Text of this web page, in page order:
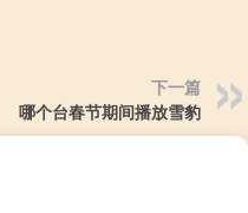
下一篇
哪个台春节期间播放雪豹